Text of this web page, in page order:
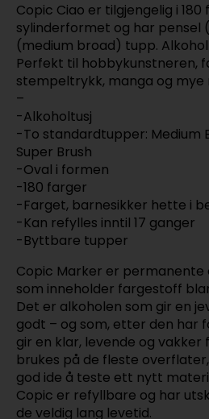
Copic Ciao er tilgjengelig i
sylinderformet og har pensel
(medium broad) tupp.
Perfekt til hobbykunstneren,
stempeltrykk, manga og mye
–
-Alkoholtusj
-To standardtupper: Medium
Super Brush
-Oval i formen
-180 farger
-Farget, barnesikker hette i
-Kan refylles inntil 17 ganger
-Byttbare tupper
Copic Marker er permanente
som inneholder fargestoff
Det er alkoholen som gir en
godt – og som, etter den har
gir en klar, levende og vakker
brukes på de fleste
god ide å teste ett nytt
Copic er refyllbare og har
de veldig lang levetid.